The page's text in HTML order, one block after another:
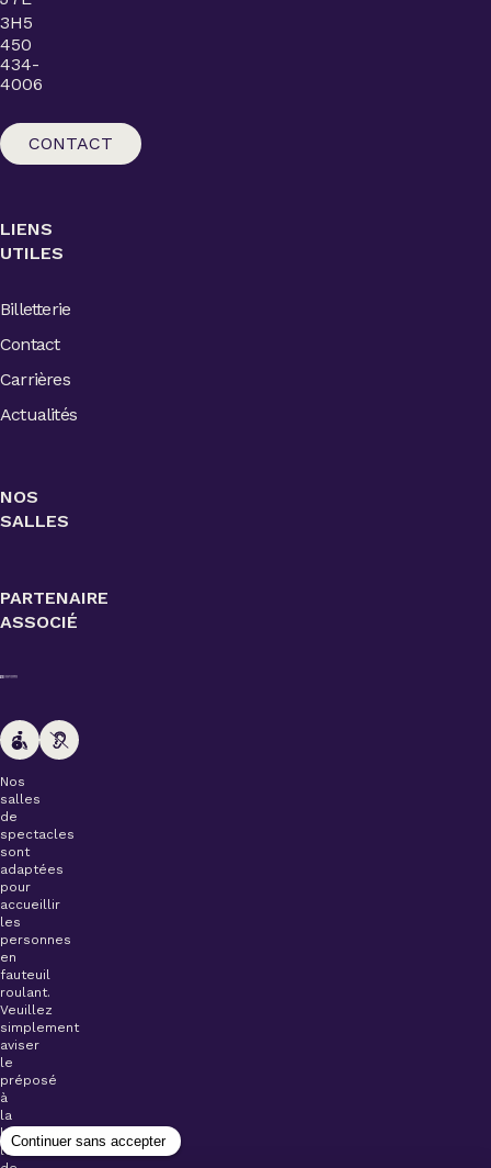
3H5
450
434-
4006
CONTACT
LIENS
UTILES
Billetterie
Contact
Carrières
Actualités
NOS
SALLES
PARTENAIRE
ASSOCIÉ
Nos
salles
de
spectacles
sont
adaptées
pour
accueillir
les
personnes
en
fauteuil
roulant.
Veuillez
simplement
aviser
le
préposé
à
la
billetterie
lors